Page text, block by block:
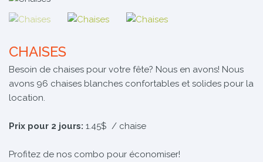
CHAISES
Besoin de chaises pour votre fête? Nous en avons! Nous
avons 96 chaises blanches confortables et solides pour la
location.
Prix pour 2 jours: 1.45$ / chaise
Profitez de nos combo pour économiser!